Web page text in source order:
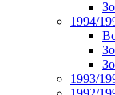
1994/
1993/